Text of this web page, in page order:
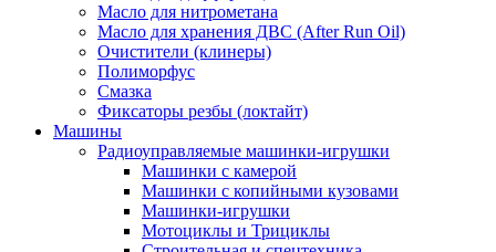
Масло для нитрометана
Масло для хранения ДВС (After Run Oil)
Очистители (клинеры)
Полиморфус
Смазка
Фиксаторы резбы (локтайт)
Машины
Радиоуправляемые машинки-игрушки
Машинки с камерой
Машинки с копийными кузовами
Машинки-игрушки
Мотоциклы и Трициклы